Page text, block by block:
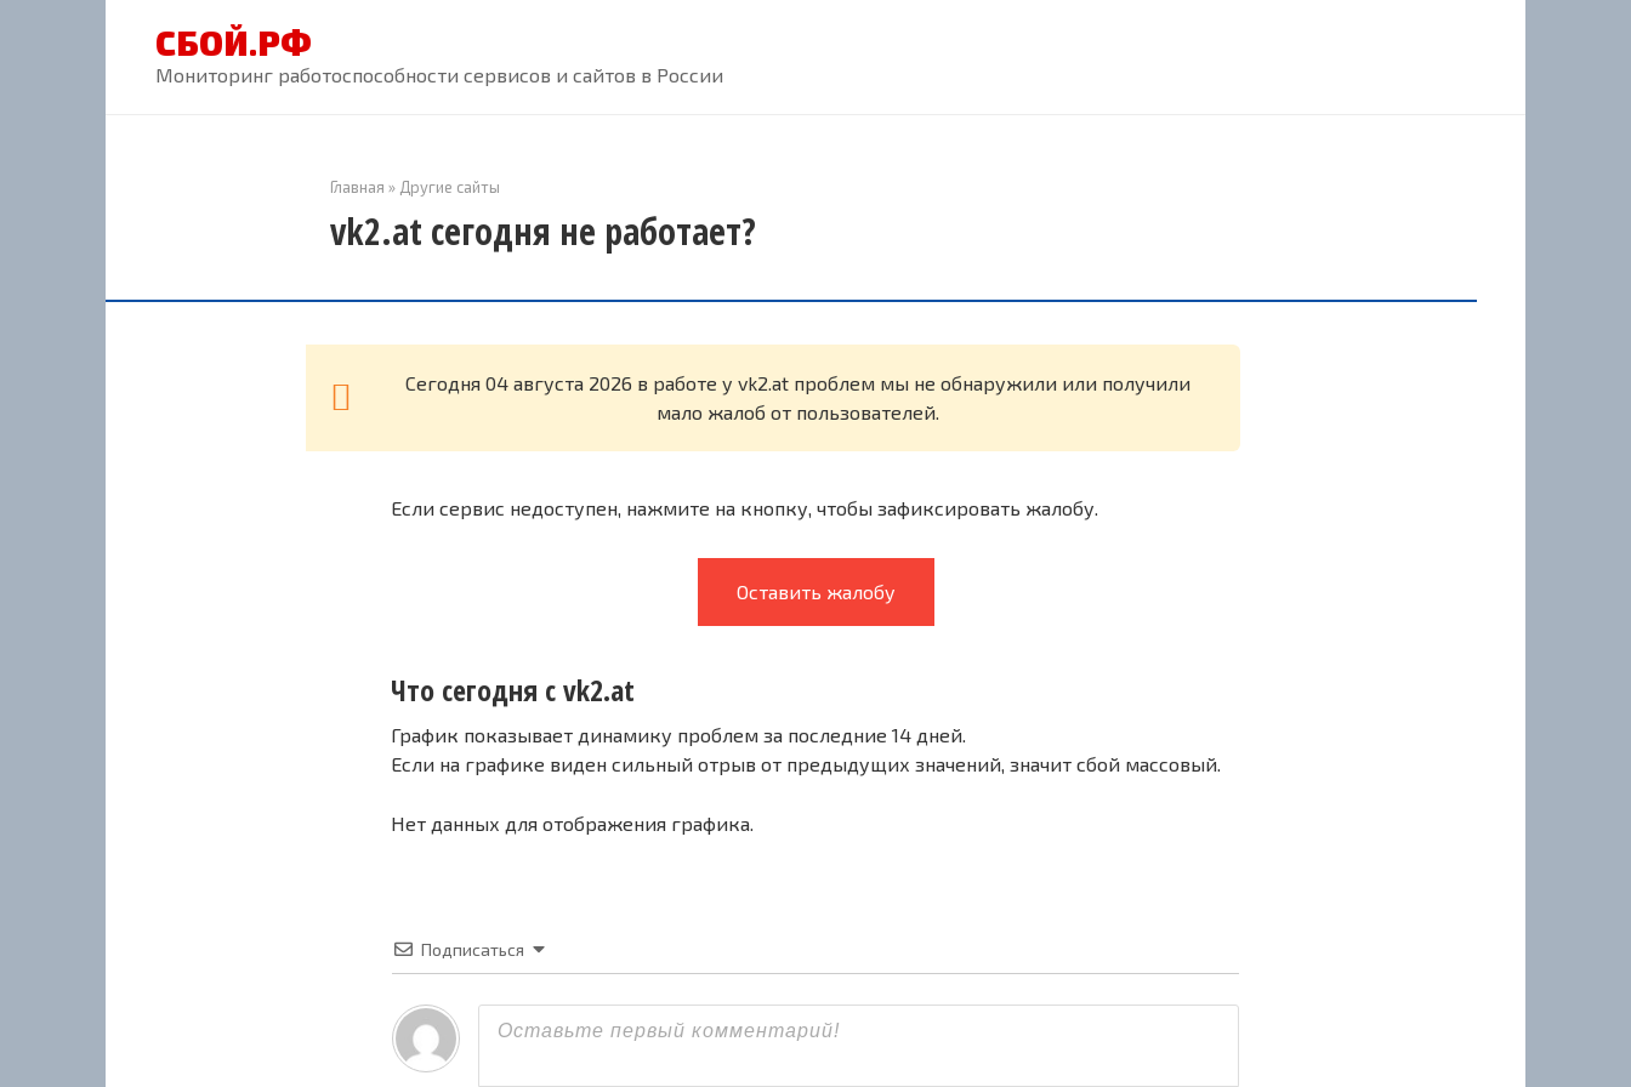
СБОЙ.РФ
Мониторинг работоспособности сервисов и сайтов в России
Главная » Другие сайты
vk2.at сегодня не работает?
Cегодня 04 августа 2026 в работе у vk2.at проблем мы не обнаружили или получили
мало жалоб от пользователей.
Если сервис недоступен, нажмите на кнопку, чтобы зафиксировать жалобу.
Оставить жалобу
Что сегодня с vk2.at
График показывает динамику проблем за последние 14 дней.
Если на графике виден сильный отрыв от предыдущих значений, значит сбой массовый.
Нет данных для отображения графика.
Подписаться